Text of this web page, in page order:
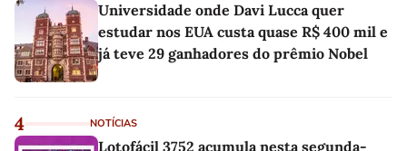
Universidade onde Davi Lucca quer
estudar nos EUA custa quase R$ 400 mil e
já teve 29 ganhadores do prêmio Nobel
4 NOTÍCIAS
Lotofácil 3752 acumula nesta segunda-